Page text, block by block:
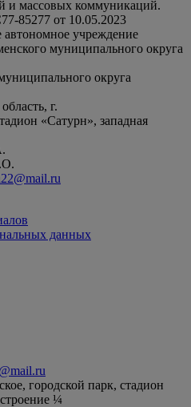
и массовых коммуникаций.
85277 от 10.05.2023
учреждение
муниципального округа
округа
г.
«Сатурн», западная
данных
городской парк, стадион
¼